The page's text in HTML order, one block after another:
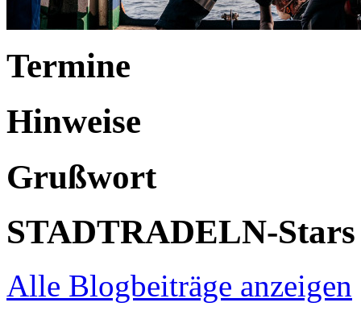
Termine
Hinweise
Grußwort
STADTRADELN-Stars
Alle Blogbeiträge anzeigen